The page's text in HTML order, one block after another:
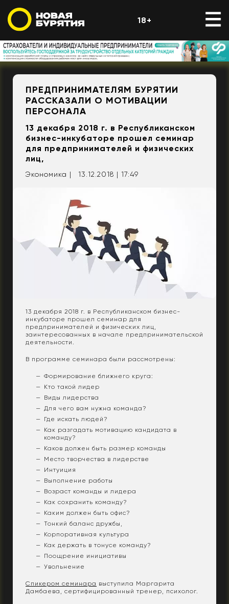
18+
ПРЕДПРИНИМАТЕЛЯМ БУРЯТИИ
РАССКАЗАЛИ О МОТИВАЦИИ
ПЕРСОНАЛА
13 декабря 2018 г. в Республиканском
бизнес-инкубаторе прошел семинар
для предпринимателей и физических
лиц,
Экономика | 13.12.2018 | 17:49
13 декабря 2018 г. в Республиканском бизнес-
инкубаторе прошел семинар для
предпринимателей и физических лиц,
заинтересованных в начале предпринимательской
деятельности.
В программе семинара были рассмотрены:
Формирование ближнего круга:
Кто такой лидер
Виды лидерства
Для чего вам нужна команда?
Где искать людей?
Как разгадать мотивацию кандидата в
команду?
Каков должен быть размер команды
Место творчества в лидерстве
Интуиция
Выполнение работы
Возраст команды и лидера
Как сохранить команду?
Каким должен быть офис?
Тонкий баланс дружбы,
Корпоративная культура
Как держать в тонусе команду?
Поощрение инициативы
Увольнение
Спикером семинара выступила Маргарита
Дамбаева, сертифицированный тренер, психолог.